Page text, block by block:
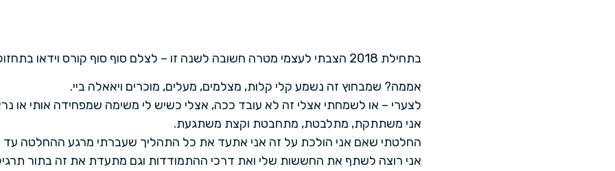
בתחילת 2018 הצבתי לעצמי מטרה חשובה לשנה זו – לצלם סוף סוף קורס וידאו בתחזוקת רכב.
אממה? שמבחוץ זה נשמע קלי קלות, מצלמים, מעלים, מוכרים ויאאלה ביי.
לצערי – או לשמחתי אצלי זה לא עובד ככה, אצלי כשיש לי משימה שמפחידה אותי או
אני משתתקת, מתלבטת, מתחבטת וקצת משתגעת.
החלטתי שאם אני הולכת על זה אני אתעד את כל התהליך שעברתי מרגע ההחלטה עד
אני רוצה לשתף את החששות שלי ואת דרכי ההתמודדות וגם מתעדת את זה בתור